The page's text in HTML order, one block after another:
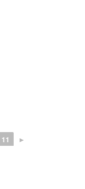
11 ►